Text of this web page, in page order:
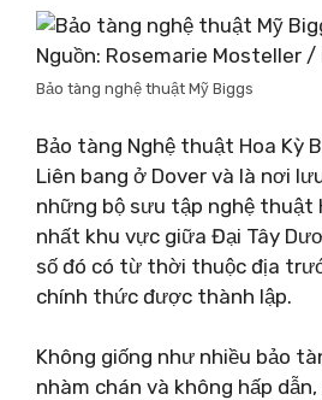
Nguồn: Rosemarie Mosteller
Bảo tàng nghệ thuật Mỹ Biggs
Bảo tàng Nghệ thuật Hoa Kỳ
Liên bang ở Dover và là nơi
những bộ sưu tập nghệ thuật
nhất khu vực giữa Đại Tây
số đó có từ thời thuộc địa
chính thức được thành lập.
Không giống như nhiều bảo
nhàm chán và không hấp